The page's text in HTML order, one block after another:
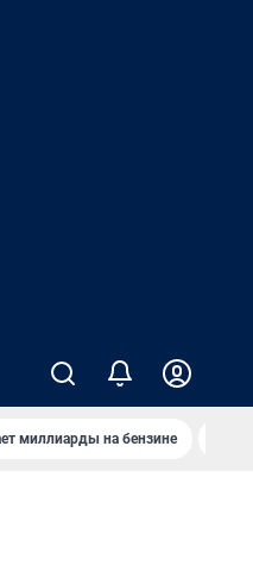
миллиарды на бензине